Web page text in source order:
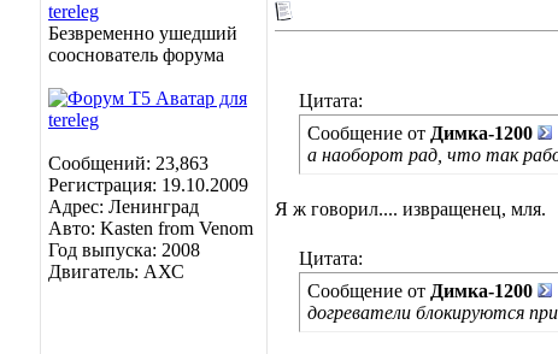
tereleg
Безвременно ушедший
сооснователь форума
Сообщений: 23,863
Регистрация: 19.10.2009
Адрес: Ленинград
Авто: Kasten from Venom
Год выпуска: 2008
Двигатель: АХС
Цитата:
Сообщение от Димка-1200
а наоборот рад, что так
Я ж говорил.... извращенец, мля.
Цитата:
Сообщение от Димка-1200
догреватели блокируются